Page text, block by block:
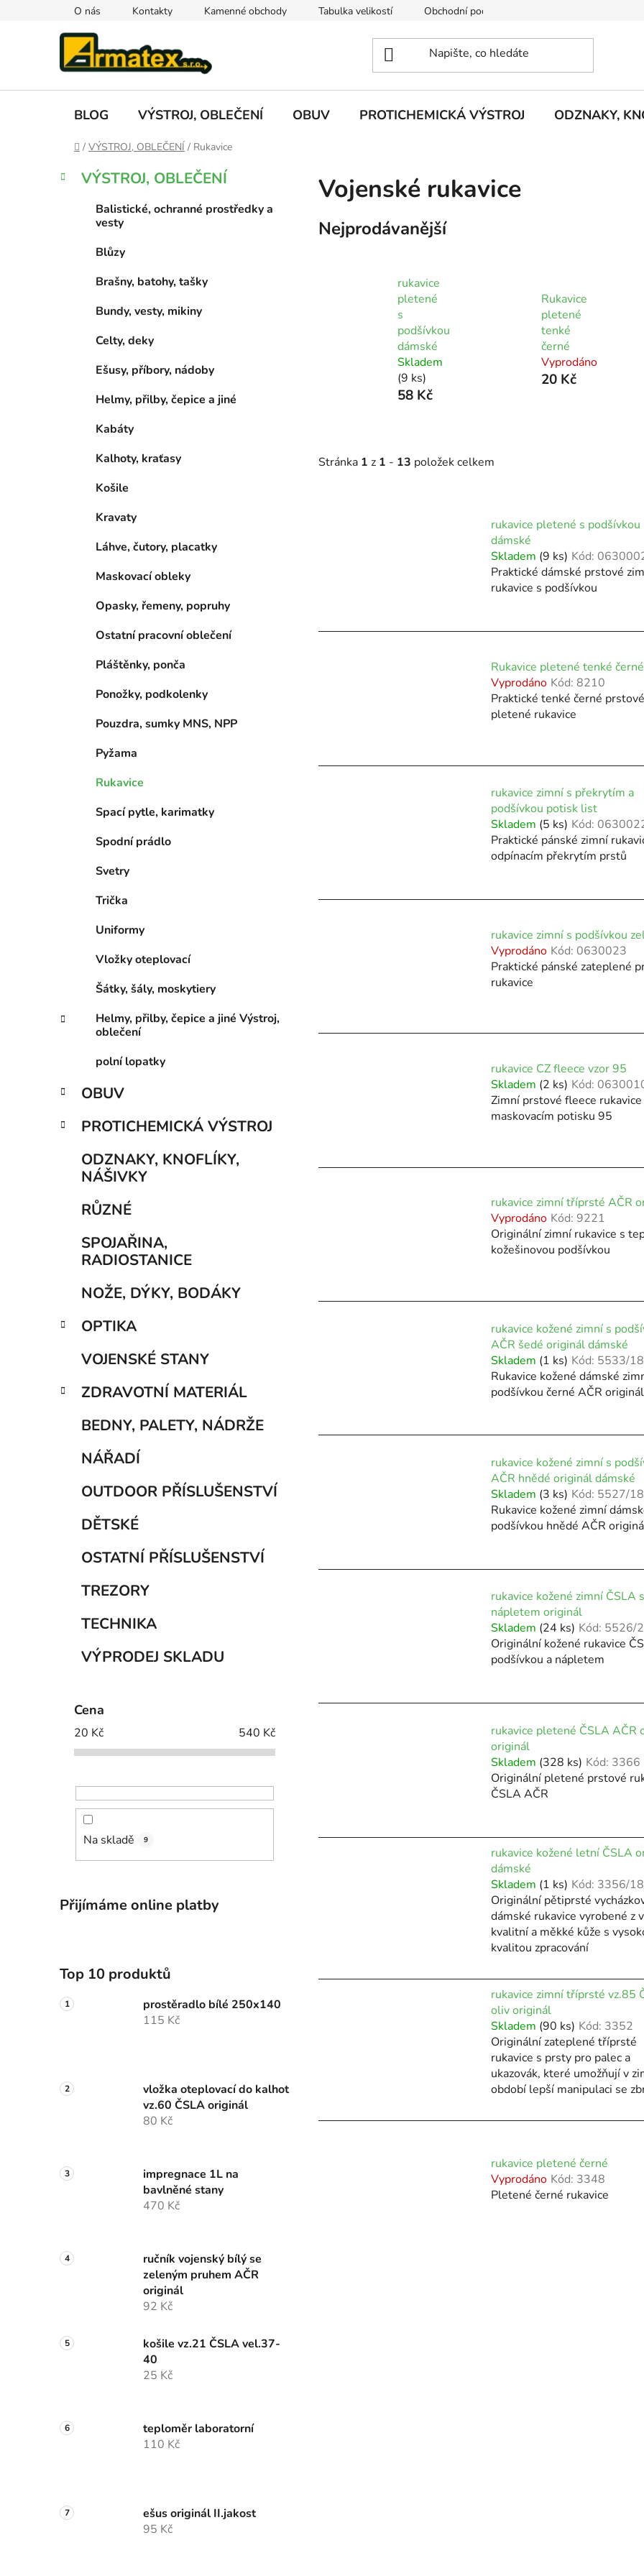
O nás Kontakty Kamenné obchody Tabulka velikostí Obchodní podmínky
BLOG VÝSTROJ, OBLEČENÍ OBUV PROTICHEMICKÁ VÝSTROJ ODZNAKY,
Domů
/ VÝSTROJ, OBLEČENÍ / Rukavice
PPřeskočit
kategorie
K
a
VÝSTROJ, OBLEČENÍ
Balistické, ochranné prostředky a
vesty
Blůzy
Brašny, batohy, tašky
Bundy, vesty, mikiny
Celty, deky
Ešusy, příbory, nádoby
Helmy, přilby, čepice a jiné
Kabáty
Kalhoty, kraťasy
Košile
Kravaty
Láhve, čutory, placatky
Maskovací obleky
Opasky, řemeny, popruhy
Ostatní pracovní oblečení
Pláštěnky, ponča
Ponožky, podkolenky
Pouzdra, sumky MNS, NPP
Pyžama
Rukavice
Spací pytle, karimatky
Spodní prádlo
Svetry
Trička
Uniformy
Vložky oteplovací
Šátky, šály, moskytiery
Helmy, přilby, čepice a jiné Výstroj,
oblečení
polní lopatky
OBUV
PROTICHEMICKÁ VÝSTROJ
ODZNAKY, KNOFLÍKY,
NÁŠIVKY
RŮZNÉ
SPOJAŘINA,
RADIOSTANICE
NOŽE, DÝKY, BODÁKY
OPTIKA
VOJENSKÉ STANY
ZDRAVOTNÍ MATERIÁL
BEDNY, PALETY, NÁDRŽE
NÁŘADÍ
OUTDOOR PŘÍSLUŠENSTVÍ
DĚTSKÉ
OSTATNÍ PŘÍSLUŠENSTVÍ
TREZORY
TECHNIKA
VÝPRODEJ SKLADU
Cena
20 Kč 540 Kč
Na skladě 9
Přijímáme online platby
Top 10 produktů
prostěradlo bílé 250x140
115 Kč
vložka oteplovací do kalhot
vz.60 ČSLA originál
80 Kč
impregnace 1L na
bavlněné stany
470 Kč
ručník vojenský bílý se
zeleným pruhem AČR
originál
92 Kč
košile vz.21 ČSLA vel.37-
40
25 Kč
teploměr laboratorní
110 Kč
ešus originál II.jakost
95 Kč
Vojenské rukavice
Nejprodávanější
rukavice
pletené
s
podšívkou
dámské
Skladem
(9 ks)
58 Kč
Rukavice
pletené
tenké
černé
Vyprodáno
20 Kč
Stránka 1 z 1 - 13 položek celkem
o
rukavice pletené s podšívkou
dámské
Skladem (9 ks) Kód:
Praktické dámské prstové
rukavice s podšívkou
Rukavice pletené tenké černé
Vyprodáno Kód: 8210
Praktické tenké černé prstové
pletené rukavice
rukavice zimní s překrytím a
podšívkou potisk list
Skladem (5 ks) Kód:
Praktické pánské zimní
odpínacím překrytím prstů
rukavice zimní s podšívkou
Vyprodáno Kód: 0630023
Praktické pánské zateplené
rukavice
rukavice CZ fleece vzor 95
Skladem (2 ks) Kód:
Zimní prstové fleece
maskovacím potisku 95
rukavice zimní tříprsté AČR
Vyprodáno Kód: 9221
Originální zimní rukavice s
kožešinovou podšívkou
rukavice kožené zimní s
AČR šedé originál dámské
Skladem (1 ks) Kód: 5533/18
Rukavice kožené dámské
podšívkou černé AČR
rukavice kožené zimní s
AČR hnědé originál dámské
Skladem (3 ks) Kód: 5527/18
Rukavice kožené zimní
podšívkou hnědé AČR
rukavice kožené zimní ČSLA s
nápletem originál
Skladem (24 ks) Kód: 5526/
Originální kožené rukavice
podšívkou a nápletem
rukavice pletené ČSLA AČR
originál
Skladem (328 ks) Kód: 3366
Originální pletené prstové
ČSLA AČR
rukavice kožené letní ČSLA
dámské
Skladem (1 ks) Kód: 3356/18
Originální pětiprsté
dámské rukavice vyrobené z
kvalitní a měkké kůže s
kvalitou zpracování
rukavice zimní tříprsté vz.85
oliv originál
Skladem (90 ks) Kód: 3352
Originální zateplené tříprsté
rukavice s prsty pro palec a
ukazovák, které umožňují v
období lepší manipulaci se
rukavice pletené černé
Vyprodáno Kód: 3348
Pletené černé rukavice